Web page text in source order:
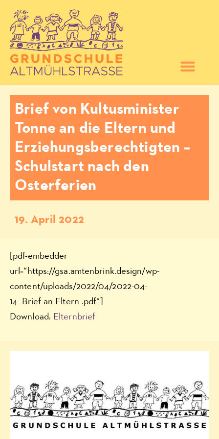
Brief von Kultusminister
Tonne an die Eltern und
Erziehungsberechtigten –
Schulstart nach den
Osterferien
19. April 2022
[pdf-embedder
url=“https://gsa.amtenbrink.design/wp-
content/uploads/2022/04/2022-04-
14__Brief_an_Eltern_.pdf“]
Download: Elternbrief